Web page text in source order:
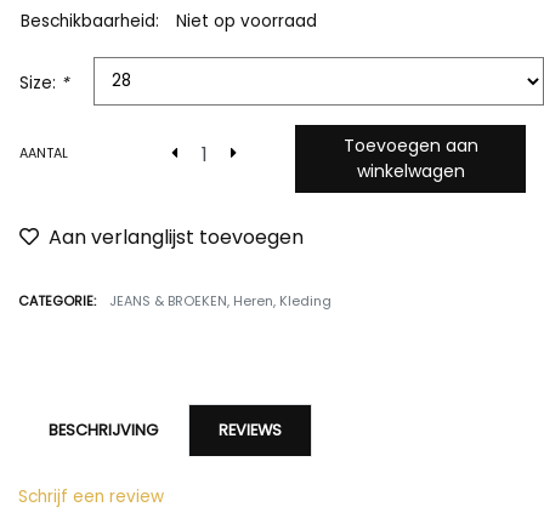
Beschikbaarheid: Niet op voorraad
Size: *
AANTAL
Toevoegen aan
winkelwagen
Aan verlanglijst toevoegen
CATEGORIE: JEANS & BROEKEN, Heren, Kleding
BESCHRIJVING REVIEWS
Schrijf een review